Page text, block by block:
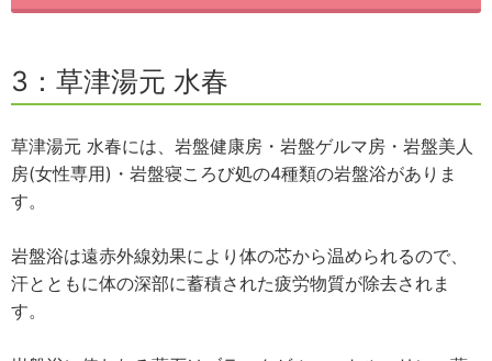
3：草津湯元 水春
草津湯元 水春には、岩盤健康房・岩盤ゲルマ房・岩盤美人
房(女性専用)・岩盤寝ころび処の4種類の岩盤浴がありま
す。
岩盤浴は遠赤外線効果により体の芯から温められるので、
汗とともに体の深部に蓄積された疲労物質が除去されま
す。